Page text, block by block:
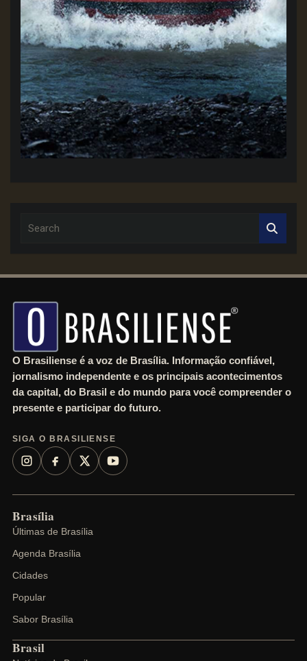
c
O Brasiliense é a voz de Brasília. Informação confiável,
jornalismo independente e os principais acontecimentos
da capital, do Brasil e do mundo para você compreender o
presente e participar do futuro.
SIGA O BRASILIENSE
Brasília
Últimas de Brasília
Agenda Brasília
Cidades
Popular
Sabor Brasília
Brasil